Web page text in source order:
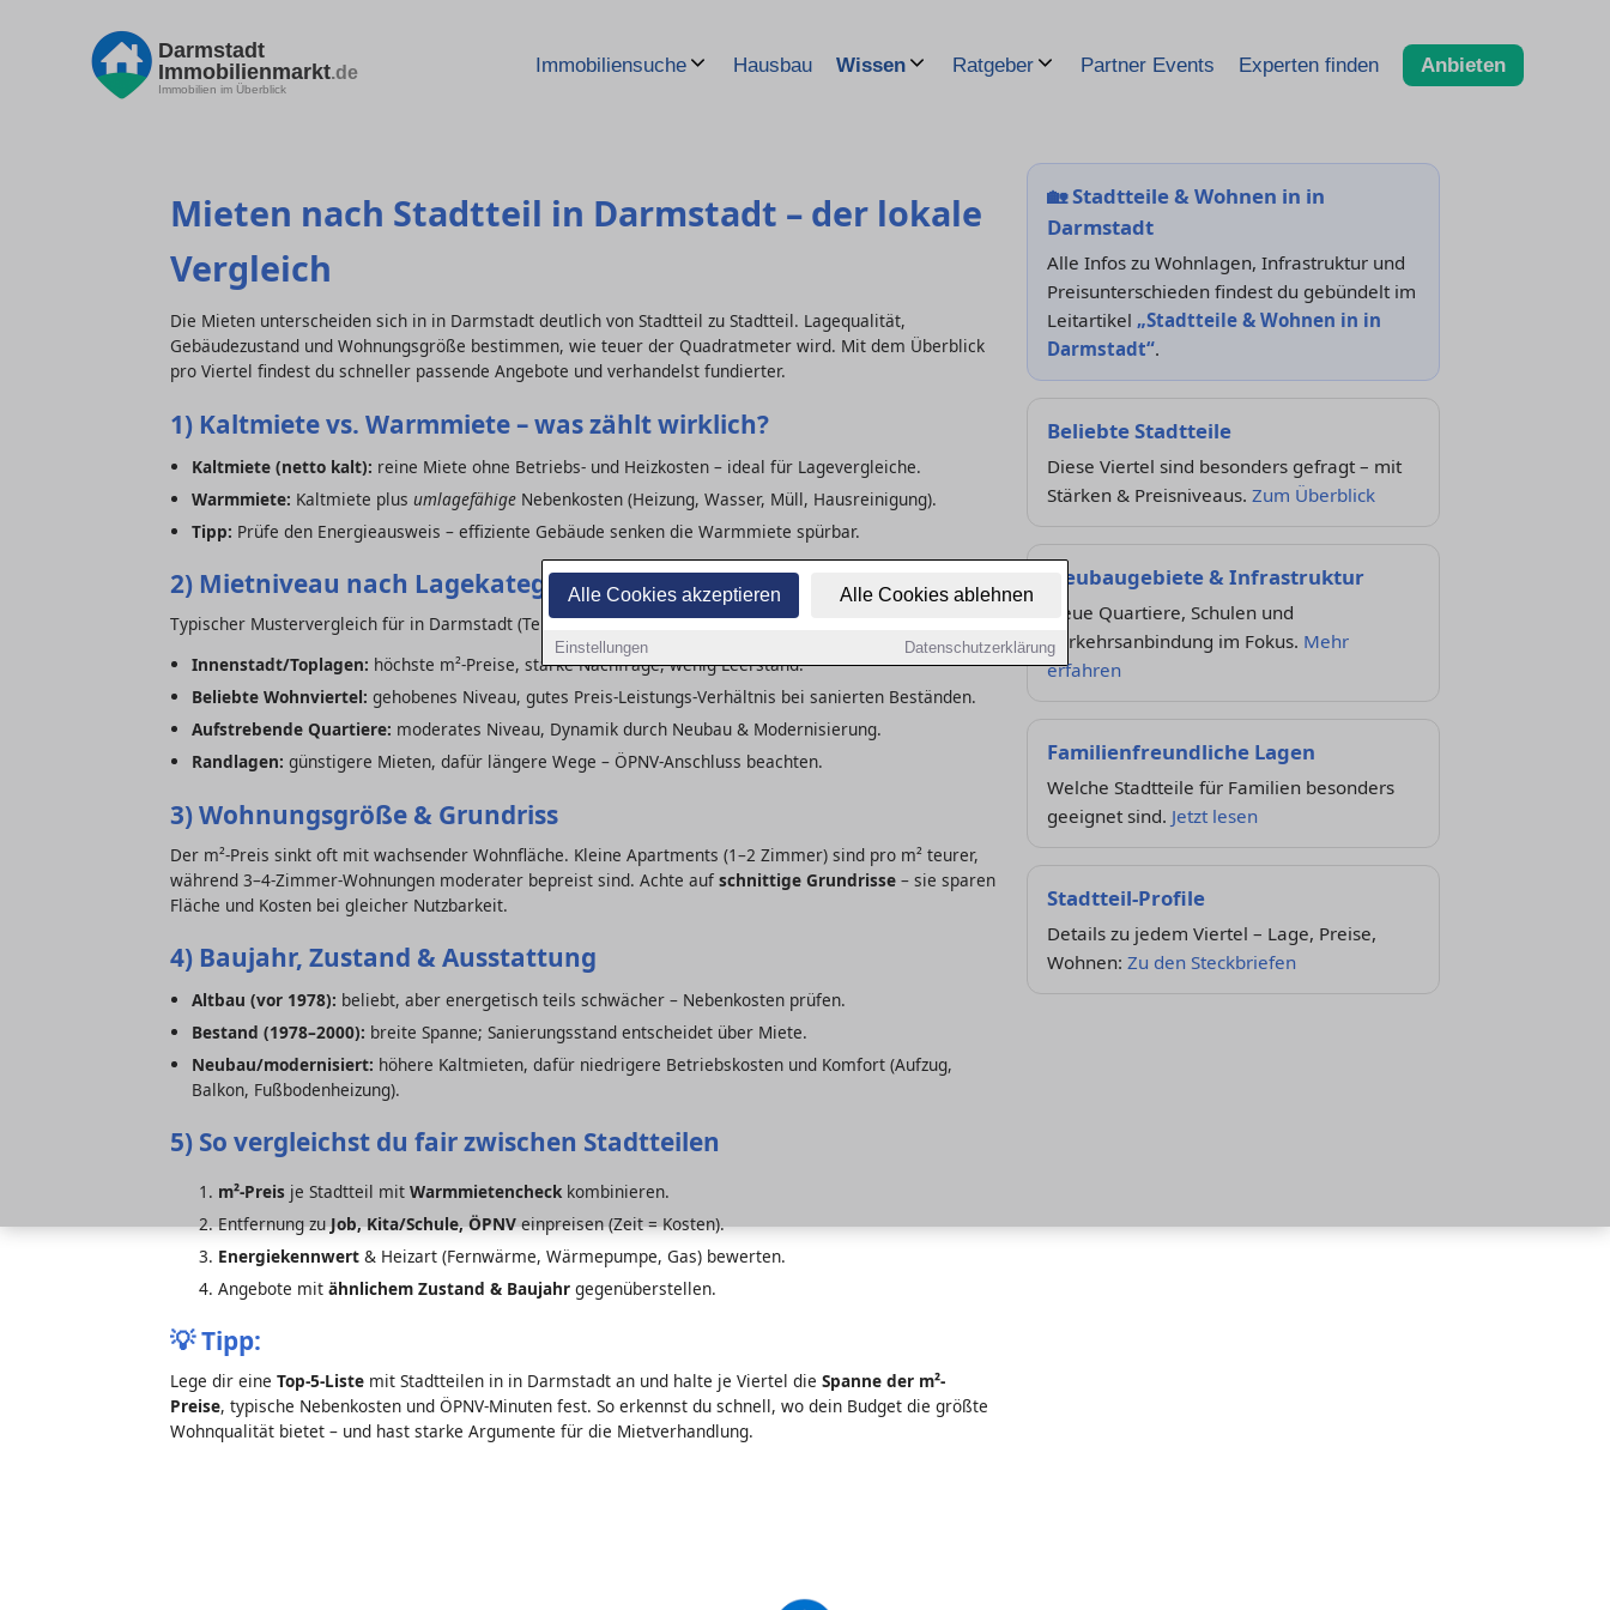
Alle Cookies akzeptieren Alle Cookies ablehnen
Einstellungen Datenschutzerklärung
Darmstadt
Immobilienmarkt.de
Immobilien im Überblick
Immobiliensuche Hausbau Wissen Ratgeber Partner Events Experten finden Anbieten
Mieten nach Stadtteil in Darmstadt – der lokale
Vergleich
Die Mieten unterscheiden sich in in Darmstadt deutlich von Stadtteil zu Stadtteil. Lagequalität,
Gebäudezustand und Wohnungsgröße bestimmen, wie teuer der Quadratmeter wird. Mit dem Überblick
pro Viertel findest du schneller passende Angebote und verhandelst fundierter.
1) Kaltmiete vs. Warmmiete – was zählt wirklich?
Kaltmiete (netto kalt): reine Miete ohne Betriebs- und Heizkosten – ideal für Lagevergleiche.
Warmmiete: Kaltmiete plus umlagefähigeNebenkosten (Heizung, Wasser, Müll, Hausreinigung).
Tipp: Prüfe den Energieausweis – effiziente Gebäude senken die Warmmiete spürbar.
2) Mietniveau nach Lagekategorie
Typischer Mustervergleich für in Darmstadt (Tendenzen):
Innenstadt/Toplagen: höchste m²-Preise, starke Nachfrage, wenig Leerstand.
Beliebte Wohnviertel: gehobenes Niveau, gutes Preis-Leistungs-Verhältnis bei sanierten Beständen.
Aufstrebende Quartiere: moderates Niveau, Dynamik durch Neubau & Modernisierung.
Randlagen: günstigere Mieten, dafür längere Wege – ÖPNV-Anschluss beachten.
3) Wohnungsgröße & Grundriss
Der m²-Preis sinkt oft mit wachsender Wohnfläche. Kleine Apartments (1–2 Zimmer) sind pro m² teurer,
während 3–4-Zimmer-Wohnungen moderater bepreist sind. Achte auf schnittige Grundrisse – sie sparen
Fläche und Kosten bei gleicher Nutzbarkeit.
4) Baujahr, Zustand & Ausstattung
Altbau (vor 1978): beliebt, aber energetisch teils schwächer – Nebenkosten prüfen.
Bestand (1978–2000): breite Spanne; Sanierungsstand entscheidet über Miete.
Neubau/modernisiert: höhere Kaltmieten, dafür niedrigere Betriebskosten und Komfort (Aufzug,
Balkon, Fußbodenheizung).
5) So vergleichst du fair zwischen Stadtteilen
m²-Preis je Stadtteil mit Warmmietencheck kombinieren.
Entfernung zuJob, Kita/Schule, ÖPNVeinpreisen (Zeit = Kosten).
Energiekennwert & Heizart (Fernwärme, Wärmepumpe, Gas) bewerten.
Angebote mit ähnlichem Zustand & Baujahr gegenüberstellen.
💡Tipp:
Lege dir eine Top-5-Liste mit Stadtteilen in in Darmstadt an und halte je Viertel die Spanne der m²-
Preise, typische Nebenkosten und ÖPNV-Minuten fest. So erkennst du schnell, wo dein Budget die größte
Wohnqualität bietet – und hast starke Argumente für die Mietverhandlung.
🏡Stadtteile & Wohnen in in
Darmstadt
Alle Infos zu Wohnlagen, Infrastruktur und
Preisunterschieden findest du gebündelt im
Leitartikel „Stadtteile & Wohnen in in
Darmstadt“.
Beliebte Stadtteile
Diese Viertel sind besonders gefragt – mit
Stärken & Preisniveaus. Zum Überblick
Neubaugebiete & Infrastruktur
Neue Quartiere, Schulen und
Verkehrsanbindung im Fokus. Mehr
erfahren
Familienfreundliche Lagen
Welche Stadtteile für Familien besonders
geeignet sind. Jetzt lesen
Stadtteil-Profile
Details zu jedem Viertel – Lage, Preise,
Wohnen: Zu den Steckbriefen